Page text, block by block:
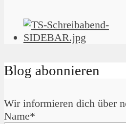
Blog abonnieren
Wir informieren dich über
Name*